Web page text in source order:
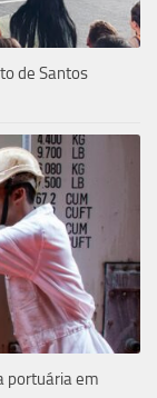
de Santos
portuária em